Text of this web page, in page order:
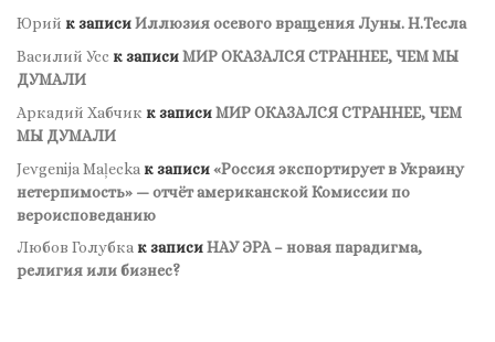
Юрий к записиИллюзия осевого вращения Луны. Н.Тесла
Василий Усс к записиМИР ОКАЗАЛСЯ СТРАННЕЕ, ЧЕМ МЫ
ДУМАЛИ
Аркадий Хабчик к записиМИР ОКАЗАЛСЯ СТРАННЕЕ, ЧЕМ
МЫ ДУМАЛИ
Jevgenija Maļecka к записи«Россия экспортирует в Украину
нетерпимость» — отчёт американской Комиссии по
вероисповеданию
Любов Голубкак записиНАУ ЭРА – новая парадигма,
религия или бизнес?